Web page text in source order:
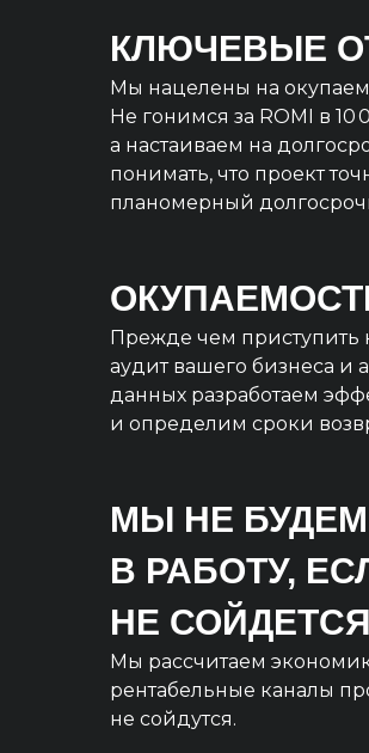
Прежде чем приступить
аудит вашего бизнеса и
данных разработаем
и определим сроки
КЛЮЧЕВЫЕ
Мы нацелены на
Не гонимся за ROMI в 10
а настаиваем на
понимать, что проект
планомерный
МЫ НЕ
В РАБОТУ,
НЕ СОЙДЕТСЯ
Мы рассчитаем
рентабельные каналы
не сойдутся.